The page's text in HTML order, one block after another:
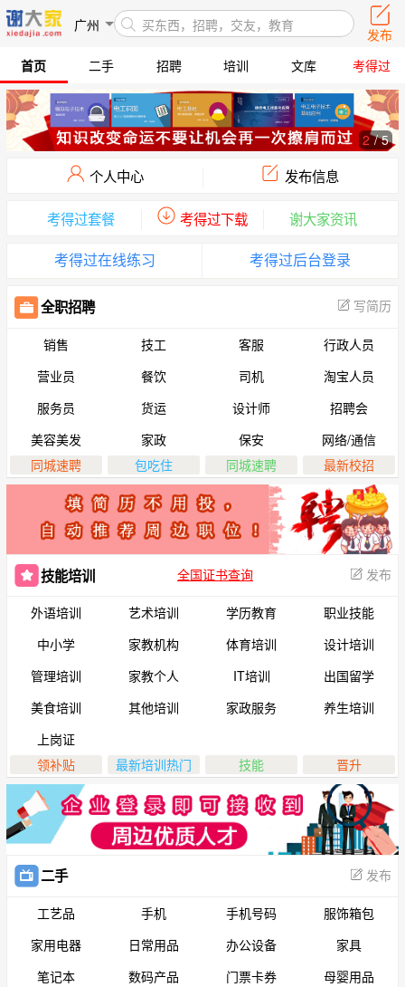
广州 买东西，招聘，交友，教育
发布
首页
二手 招聘 培训 文库 考得过
2 / 5
个人中心 发布信息
考得过套餐 考得过下载 谢大家资讯
考得过在线练习 考得过后台登录
全职招聘 写简历
销售 技工 客服
行政人员
营业员
餐饮 司机
淘宝人员
服务员
货运 设计师
招聘会
美容美发
家政 保安
网络/通信
同城速聘
包吃住 同城速聘 最新校招
技能培训 发布
全国证书查询
外语培训 艺术培训 学历教育
职业技能
中小学
家教机构 体育培训
设计培训
管理培训
家教个人 IT培训
出国留学
美食培训
其他培训 家政服务
养生培训
上岗证
领补贴
最新培训热门 技能 晋升
二手 发布
工艺品 手机 手机号码
服饰箱包
家用电器
日常用品 办公设备
家具
笔记本
数码产品 门票卡券
母婴用品